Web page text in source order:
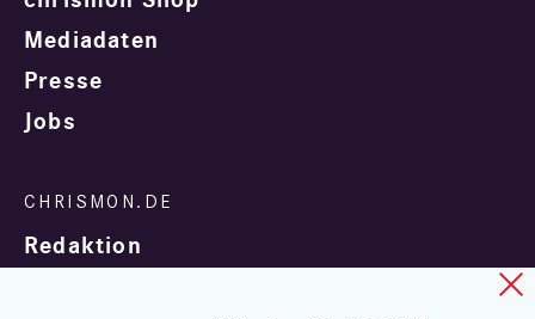
Mediadaten
Presse
Jobs
Redaktion